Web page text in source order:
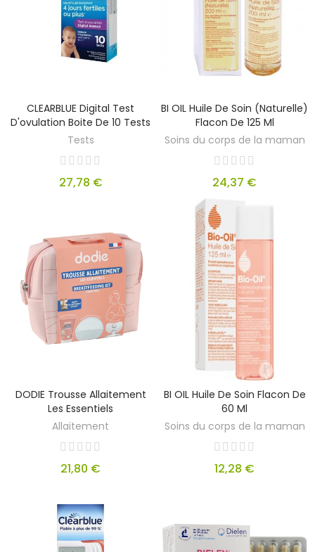
CLEARBLUE Digital Test
D'ovulation Boite De 10 Tests
Tests
27,78 €
BI OIL Huile De Soin (naturelle)
Flacon De 125 Ml
Soins du corps de la maman
24,37 €
DODIE Trousse Allaitement
Les Essentiels
Allaitement
21,80 €
BI OIL Huile De Soin Flacon De
60 Ml
Soins du corps de la maman
12,28 €